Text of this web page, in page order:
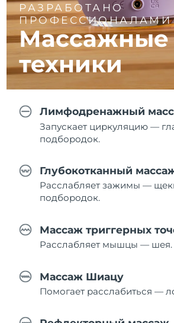
РАЗРАБОТАНО
ПРОФЕССИОНАЛАМИ
Массажные
техники
Лимфодренажный
Запускает циркуляцию —
подбородок.
Глубокотканный
Расслабляет зажимы —
подбородок.
Массаж триггерных
Расслабляет мышцы — шея.
Массаж Шиацу
Помогает расслабиться —